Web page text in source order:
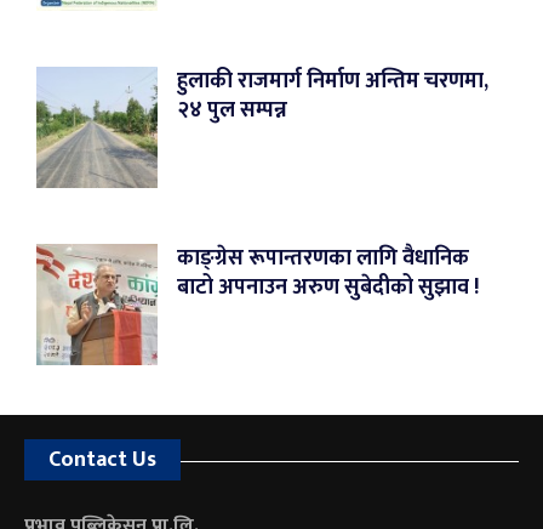
हुलाकी राजमार्ग निर्माण अन्तिम चरणमा,
२४ पुल सम्पन्न
काङ्ग्रेस रूपान्तरणका लागि वैधानिक
बाटो अपनाउन अरुण सुबेदीको सुझाव !
Contact Us